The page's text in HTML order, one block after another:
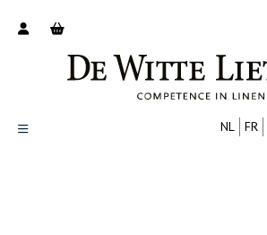
NL FR